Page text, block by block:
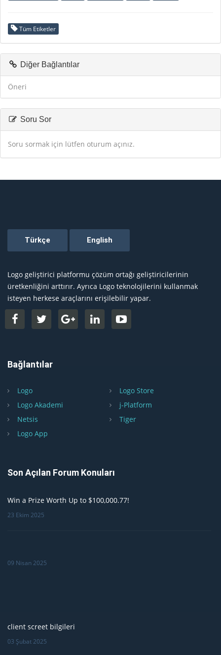
Tüm Etiketler
Diğer Bağlantılar
Öneri
Soru Sor
Soru sormak için lütfen oturum açınız.
Logo geliştirici platformu çözüm ortağı geliştiricilerinin
üretkenliğini arttırır. Ayrıca Logo teknolojilerini kullanmak
isteyen herkese araçlarını erişilebilir yapar.
Bağlantılar
Logo
Logo Store
Logo Akademi
j-Platform
Netsis
Tiger
Logo App
Son Açılan Forum Konuları
Win a Prize Worth Up to $100,000.77!
23 Ekim 2025
09 Nisan 2025
client screet bilgileri
03 Şubat 2025